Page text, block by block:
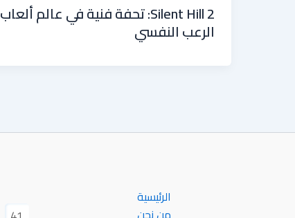
Silent Hill 2: تحفة فنية في عالم ألعاب
الرعب النفسي
الرئيسية